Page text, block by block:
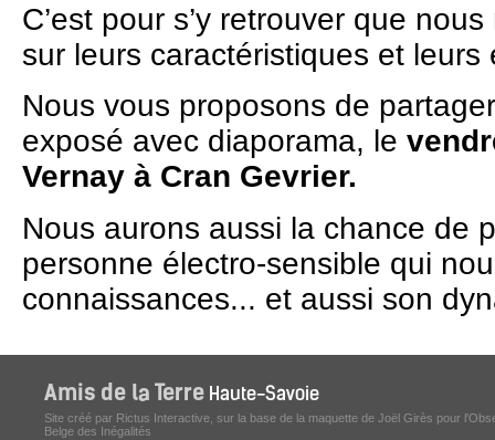
C’est pour s’y retrouver que
sur leurs caractéristiques et
Nous vous proposons de
exposé avec diaporama, le
Vernay à Cran Gevrier.
Nous aurons aussi la chance de
personne électro-sensible qui
connaissances... et aussi son
Site créé par Rictus Interactive, sur la base de la maquette de Joël Girès pour
Belge des Inégalités